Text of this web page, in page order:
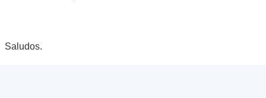
Saludos.